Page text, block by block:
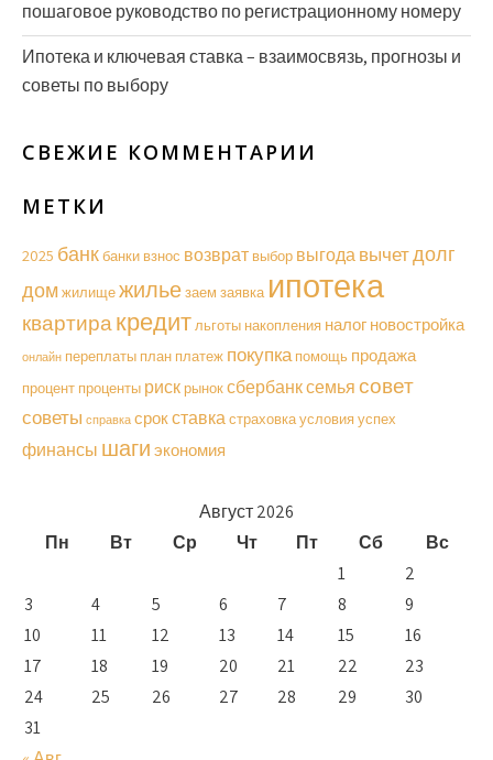
пошаговое руководство по регистрационному номеру
Ипотека и ключевая ставка – взаимосвязь, прогнозы и
советы по выбору
СВЕЖИЕ КОММЕНТАРИИ
МЕТКИ
2025 банкбанки взнос возврат выбор выгодавычетдолг
домжилищежильезаем заявка ипотека
квартиракредитльготы накопления налог новостройка
онлайн переплаты план платеж покупка помощь продажа
процент проценты рискрыноксбербанксемьясовет
советы справка срокставкастраховкаусловияуспех
финансы шаги экономия
Август 2026
Пн
Вт Ср Чт Пт Сб
Вс
1
2
3
4 5 6 7 8
9
10
11 12 13 14 15
16
17
18 19 20 21 22
23
24
25 26 27 28 29
30
31